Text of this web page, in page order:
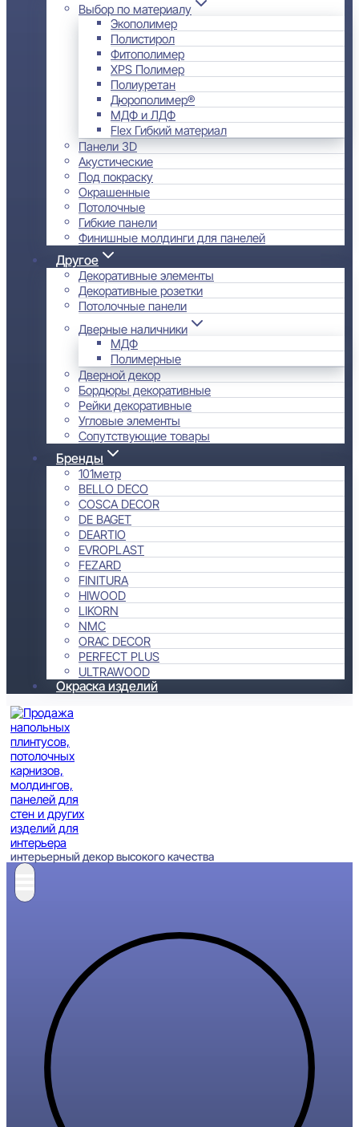
Выбор по материалу
Экополимер
Полистирол
Фитополимер
XPS Полимер
Полиуретан
Дюрополимер®
МДФ и ЛДФ
Flex Гибкий материал
Панели 3D
Акустические
Под покраску
Окрашенные
Потолочные
Гибкие панели
Финишные молдинги для панелей
Другое
Декоративные элементы
Декоративные розетки
Потолочные панели
Дверные наличники
МДФ
Полимерные
Дверной декор
Бордюры декоративные
Рейки декоративные
Угловые элементы
Сопутствующие товары
Бренды
101метр
BELLO DECO
COSCA DECOR
DE BAGET
DEARTIO
EVROPLAST
FEZARD
FINITURA
HIWOOD
LIKORN
NMC
ORAC DECOR
PERFECT PLUS
ULTRAWOOD
Окраска изделий
интерьерный декор высокого качества